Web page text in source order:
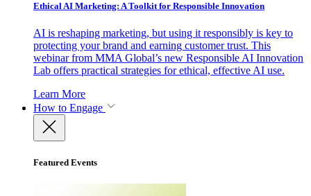
Ethical AI Marketing: A Toolkit for Responsible Innovation
AI is reshaping marketing, but using it responsibly is key to
protecting your brand and earning customer trust. This
webinar from MMA Global’s new Responsible AI Innovation
Lab offers practical strategies for ethical, effective AI use.
Learn More
How to Engage
Featured Events